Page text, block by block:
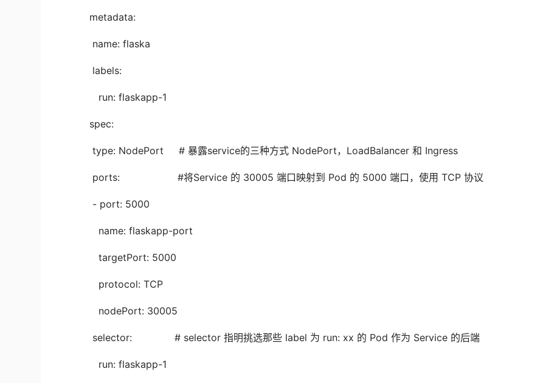
metadata:
name: flaska
labels:
run: flaskapp-1
spec:
type: NodePort # 暴露service的三种方式 NodePort，LoadBalancer 和 Ingress
ports: #将Service 的 30005 端口映射到 Pod 的 5000 端口，使用 TCP 协议
- port: 5000
name: flaskapp-port
targetPort: 5000
protocol: TCP
nodePort: 30005
selector: # selector 指明挑选那些 label 为 run: xx 的 Pod 作为 Service 的后端
run: flaskapp-1